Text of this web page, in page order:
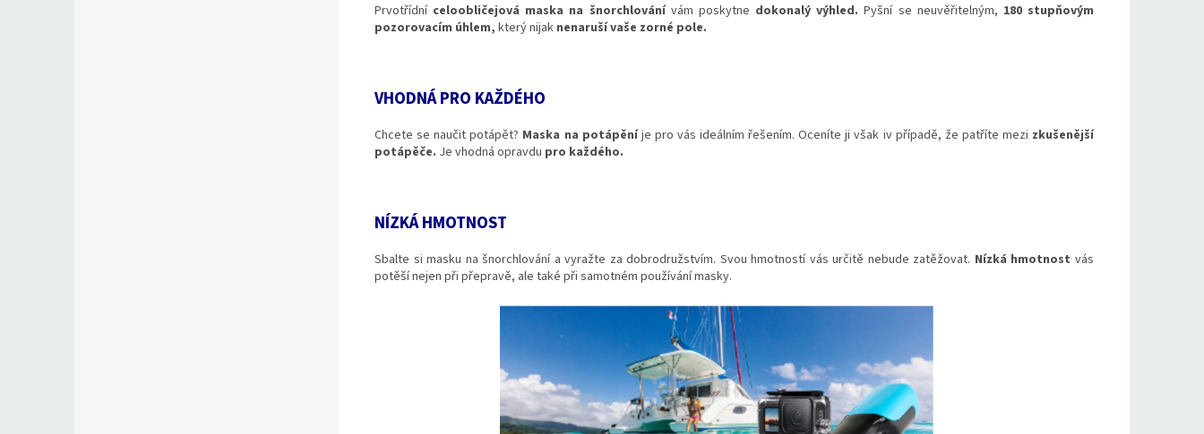
Prvotřídní celoobličejová maska na šnorchlování vám poskytne dokonalý výhled. Pyšní se neuvěřitelným, 180 stupňovým
pozorovacím úhlem, který nijak nenaruší vaše zorné pole.
VHODNÁ PRO KAŽDÉHO
Chcete se naučit potápět? Maska na potápěníje pro vás ideálním řešením. Oceníte ji však iv případě, že patříte mezi zkušenější
potápěče. Je vhodná opravdu pro každého.
NÍZKÁ HMOTNOST
Sbalte si masku na šnorchlování a vyražte za dobrodružstvím. Svou hmotností vás určitě nebude zatěžovat. Nízká hmotnostvás
potěší nejen při přepravě, ale také při samotném používání masky.